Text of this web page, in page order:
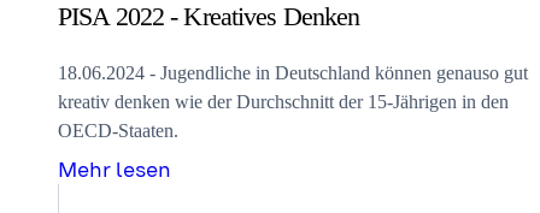
PISA 2022 - Kreatives Denken
18.06.2024 - Jugendliche in Deutschland können genauso gut
kreativ denken wie der Durchschnitt der 15-Jährigen in den
OECD-Staaten.
Mehr lesen